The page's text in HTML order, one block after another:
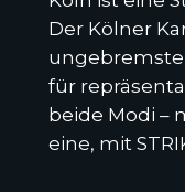
Der Kölner
ungebremste
für
beide Modi –
eine, mit